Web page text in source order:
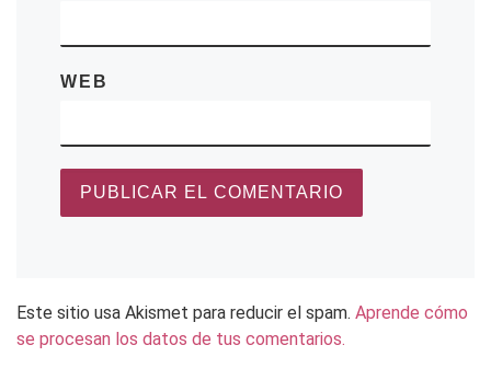
WEB
Este sitio usa Akismet para reducir el spam. Aprende cómo
se procesan los datos de tus comentarios.